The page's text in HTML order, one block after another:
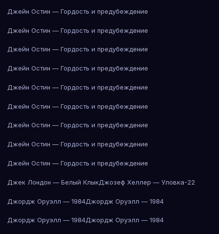
Джейн Остин — Гордость и предубеждение
Джейн Остин — Гордость и предубеждение
Джейн Остин — Гордость и предубеждение
Джейн Остин — Гордость и предубеждение
Джейн Остин — Гордость и предубеждение
Джейн Остин — Гордость и предубеждение
Джейн Остин — Гордость и предубеждение
Джейн Остин — Гордость и предубеждение
Джейн Остин — Гордость и предубеждение
Джек Лондон — Белый КлыкДжозеф Хеллер — Уловка-22
Джордж Оруэлл — 1984Джордж Оруэлл — 1984
Джордж Оруэлл — 1984Джордж Оруэлл — 1984